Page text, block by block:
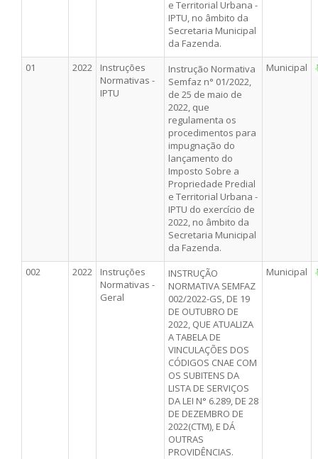
e Territorial Urbana -
IPTU, no âmbito da
Secretaria Municipal
da Fazenda.
01 2022
Instruções
Normativas -
IPTU
Instrução Normativa
Semfaz n° 01/2022,
de 25 de maio de
2022, que
regulamenta os
procedimentos para
impugnação do
lançamento do
Imposto Sobre a
Propriedade Predial
e Territorial Urbana -
IPTU do exercício de
2022, no âmbito da
Secretaria Municipal
da Fazenda.
Municipal
002 2022
Instruções
Normativas -
Geral
INSTRUÇÃO
NORMATIVA SEMFAZ
002/2022-GS, DE 19
DE OUTUBRO DE
2022, QUE ATUALIZA
A TABELA DE
VINCULAÇÕES DOS
CÓDIGOS CNAE COM
OS SUBITENS DA
LISTA DE SERVIÇOS
DA LEI N° 6.289, DE 28
DE DEZEMBRO DE
2022(CTM), E DÁ
OUTRAS
PROVIDÊNCIAS.
Municipal